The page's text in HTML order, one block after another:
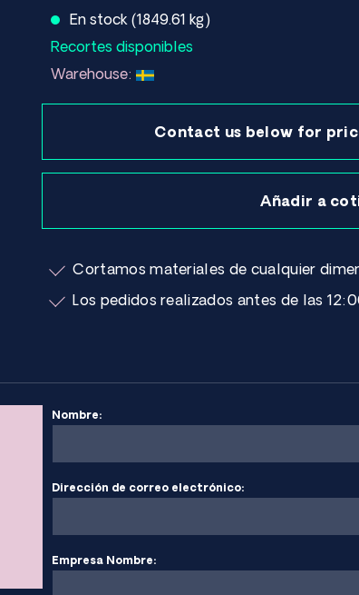
En stock (1849.61 kg)
Recortes disponibles
Warehouse:
Contact us below for
Añadir a
Cortamos materiales de cualquier
Los pedidos realizados antes de las
Nombre:
Dirección de correo electrónico:
Empresa Nombre: